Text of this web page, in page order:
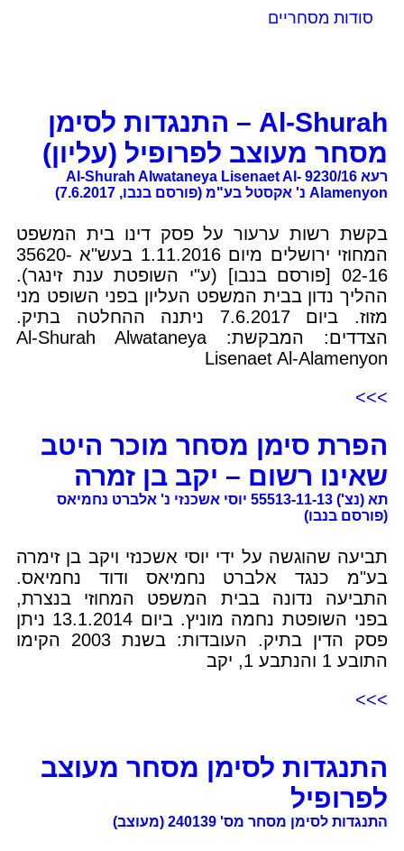
סודות מסחריים
Al-Shurah – התנגדות לסימן
מסחר מעוצב לפרופיל (עליון)
רעא 9230/16 Al-Shurah Alwataneya Lisenaet Al-
Alamenyon נ' אקסטל בע"מ (פורסם בנבו, 7.6.2017)
בקשת רשות ערעור על פסק דינו בית המשפט
המחוזי ירושלים מיום 1.11.2016 בעש"א 35620-
02-16 [פורסם בנבו] (ע"י השופטת ענת זינגר).
ההליך נדון בבית המשפט העליון בפני השופט מני
מזוז. ביום 7.6.2017 ניתנה ההחלטה בתיק.
הצדדים: המבקשת: Al-Shurah Alwataneya
Lisenaet Al-Alamenyon
>>>
הפרת סימן מסחר מוכר היטב
שאינו רשום – יקב בן זמרה
תא (נצ') 55513-11-13 יוסי אשכנזי נ' אלברט נחמיאס
(פורסם בנבו)
תביעה שהוגשה על ידי יוסי אשכנזי ויקב בן זימרה
בע"מ כנגד אלברט נחמיאס ודוד נחמיאס.
התביעה נדונה בבית המשפט המחוזי בנצרת,
בפני השופטת נחמה מוניץ. ביום 13.1.2014 ניתן
פסק הדין בתיק. העובדות: בשנת 2003 הקימו
התובע 1 והנתבע 1, יקב
>>>
התנגדות לסימן מסחר מעוצב
לפרופיל
התנגדות לסימן מסחר מס' 240139 (מעוצב)